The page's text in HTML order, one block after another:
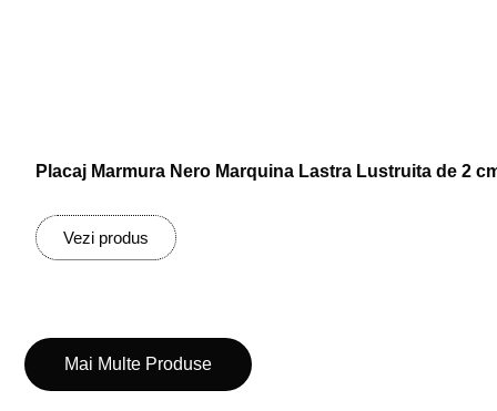
Placaj Marmura Nero Marquina Lastra Lustruita de 2
Vezi produs
Mai Multe Produse